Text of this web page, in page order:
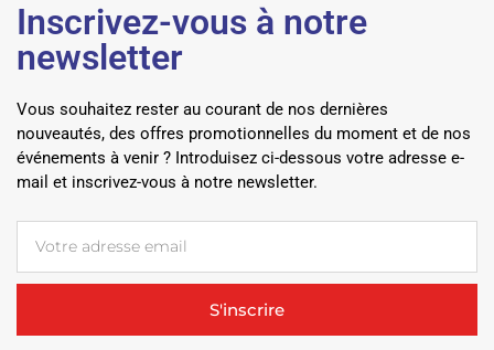
Inscrivez-vous à notre
newsletter
Vous souhaitez rester au courant de nos dernières
nouveautés, des offres promotionnelles du moment et de nos
événements à venir ? Introduisez ci-dessous votre adresse e-
mail et inscrivez-vous à notre newsletter.
S'inscrire